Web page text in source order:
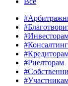
#Риелторам